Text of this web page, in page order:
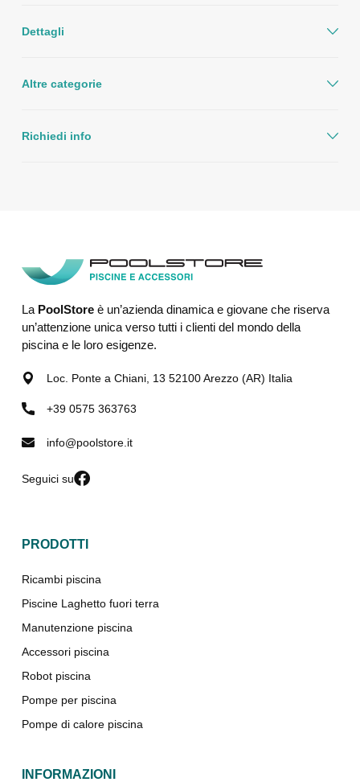
Dettagli
Altre categorie
Richiedi info
La PoolStoreè un’azienda dinamica e giovane che riserva
un’attenzione unica verso tutti i clienti del mondo della
piscina e le loro esigenze.
Loc. Ponte a Chiani, 13 52100 Arezzo (AR) Italia
+39 0575 363763
info@poolstore.it
Seguici su
PRODOTTI
Ricambi piscina
Piscine Laghetto fuori terra
Manutenzione piscina
Accessori piscina
Robot piscina
Pompe per piscina
Pompe di calore piscina
INFORMAZIONI